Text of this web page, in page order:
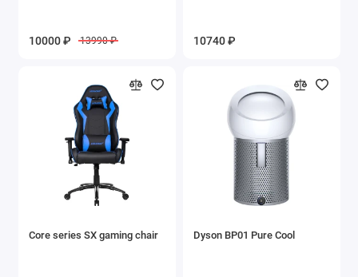
10000 ₽ 13990 ₽ 10740 ₽
Core series SX gaming chair Dyson BP01 Pure Cool